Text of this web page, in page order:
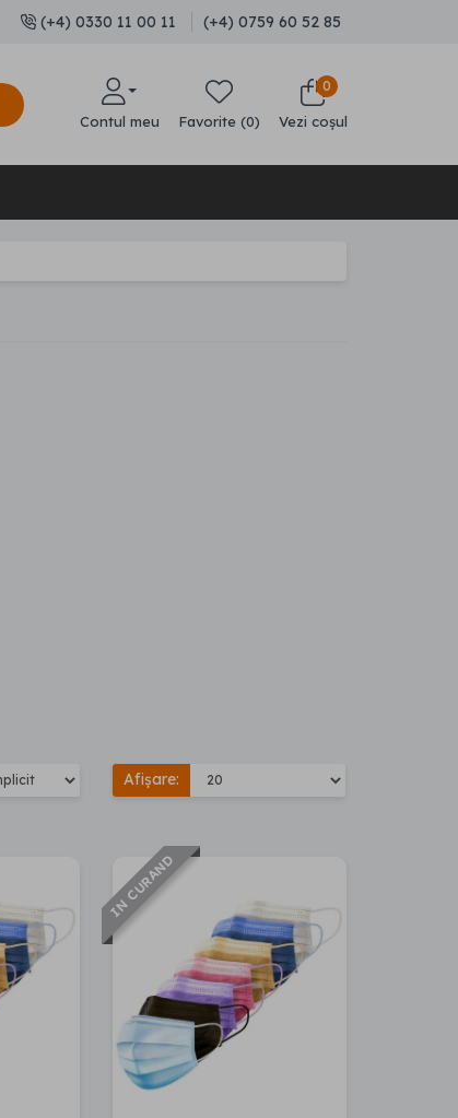
(+4) 0330 11 00 11 (+4) 0759 60 52 85
Contul meu Favorite (0)
0
Vezi coșul
Afișare:
IN CURAND